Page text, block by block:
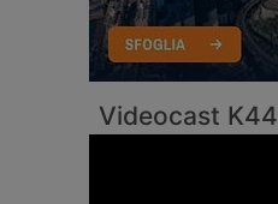
Videocast K44